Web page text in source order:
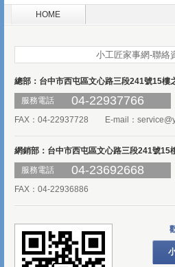
HOME
小工匠家事網-聯絡
總部：台中市西屯區文心路三段241號15樓
服務電話
04-22937766
FAX：04-22937728 E-mail：
網銷部：台中市西屯區文心路三段241號15
服務電話
04-23692668
FAX：04-22936886